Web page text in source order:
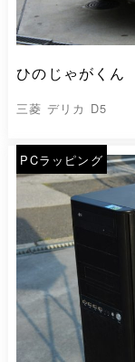
ひのじゃがくん
三菱 デリカ D5
PCラッピング